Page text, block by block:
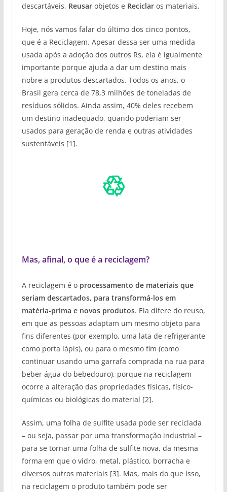
descartáveis, Reusarobjetos e Reciclaros materiais.
Hoje, nós vamos falar do último dos cinco pontos,
que é a Reciclagem. Apesar dessa ser uma medida
usada após a adoção dos outros Rs, ela é igualmente
importante porque ajuda a dar um destino mais
nobre a produtos descartados. Todos os anos, o
Brasil gera cerca de 78,3 milhões de toneladas de
resíduos sólidos. Ainda assim, 40% deles recebem
um destino inadequado, quando poderiam ser
usados para geração de renda e outras atividades
sustentáveis [1].
♲
Mas, afinal, o que é a reciclagem?
A reciclagem é o processamento de materiais que
seriam descartados, para transformá-los em
matéria-prima e novos produtos. Ela difere do reuso,
em que as pessoas adaptam um mesmo objeto para
fins diferentes (por exemplo, uma lata de refrigerante
como porta lápis), ou para o mesmo fim (como
continuar usando uma garrafa comprada na rua para
beber água do bebedouro), porque na reciclagem
ocorre a alteração das propriedades físicas, físico-
químicas ou biológicas do material [2].
Assim, uma folha de sulfite usada pode ser reciclada
– ou seja, passar por uma transformação industrial –
para se tornar uma folha de sulfite nova, da mesma
forma em que o vidro, metal, plástico, borracha e
diversos outros materiais [3]. Mas, mais do que isso,
na reciclagem o produto também pode ser